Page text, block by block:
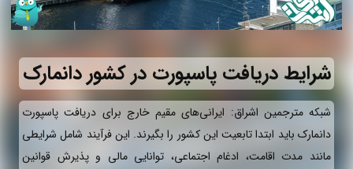
شرایط دریافت پاسپورت در کشور دانمارک
شبکه مترجمین اشراق: ایرانی‌های مقیم خارج برای دریافت پاسپورت
دانمارک باید ابتدا تابعیت این کشور را بگیرند. این فرآیند شامل شرایطی
مانند مدت اقامت، ادغام اجتماعی، توانایی مالی و پذیرش قوانین